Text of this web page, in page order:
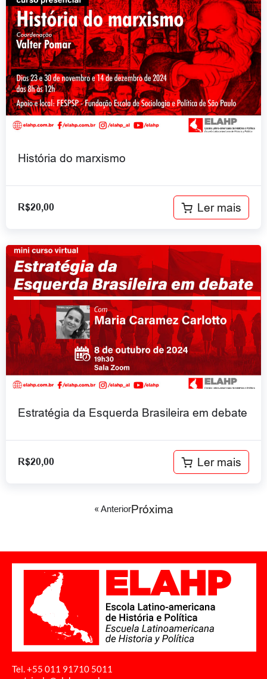
História do marxismo
R$20,00 Ler mais
Estratégia da Esquerda Brasileira em debate
R$20,00 Ler mais
« AnteriorPróxima
Tel. +55 011 91710 5011